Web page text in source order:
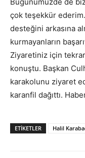
çok teşekkür
desteğini arkasına
kurmayanların
Ziyaretiniz için
konuştu. Başkan
karakolunu ziyaret
karanfil dağıttı.
ETIKETLER Halil